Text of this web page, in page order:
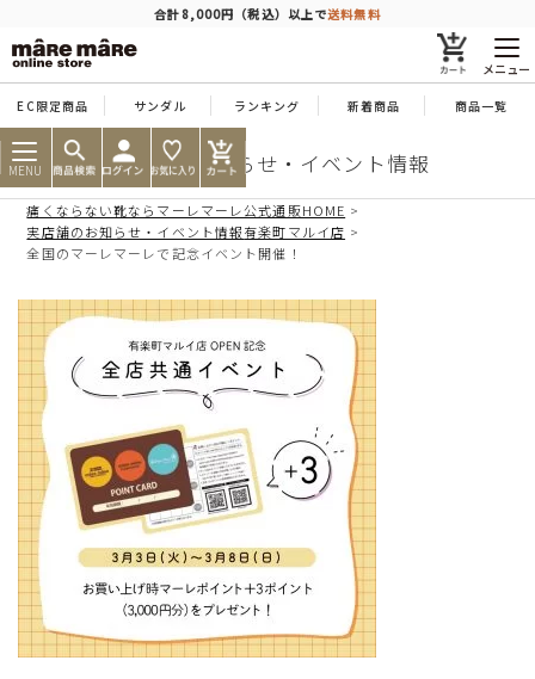
合計8,000円（税込）以上で送料無料
メニュー
EC限定商品 サンダル ランキング 新着商品 商品一覧
MENU 実店舗のお知らせ・イベント情報
痛くならない靴ならマーレマーレ公式通販HOME
実店舗のお知らせ・イベント情報有楽町マルイ店
全国のマーレマーレで記念イベント開催！
商品を探す
人気ワード #コンフォート #パンプス
タイプ
特徴
ブランド
カラー